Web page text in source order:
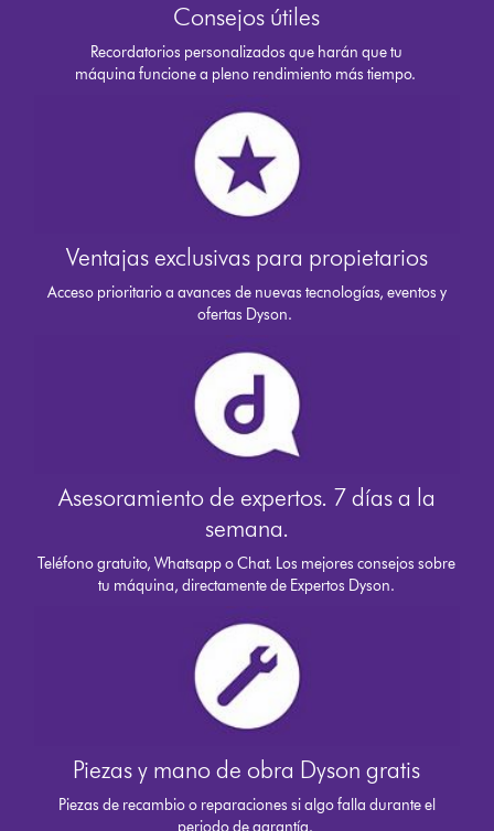
Consejos útiles
Recordatorios personalizados que harán que tu
máquina funcione a pleno rendimiento más tiempo.
Ventajas exclusivas para propietarios
Acceso prioritario a avances de nuevas tecnologías, eventos y
ofertas Dyson.
Asesoramiento de expertos. 7 días a la
semana.
Teléfono gratuito, Whatsapp o Chat. Los mejores consejos sobre
tu máquina, directamente de Expertos Dyson.
Piezas y mano de obra Dyson gratis
Piezas de recambio o reparaciones si algo falla durante el
periodo de garantía.